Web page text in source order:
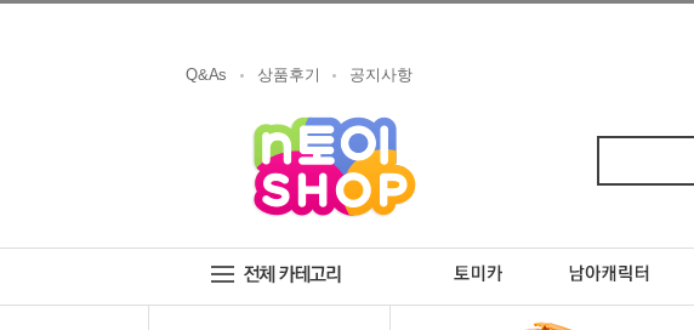
Q&As 상품후기 공지사항